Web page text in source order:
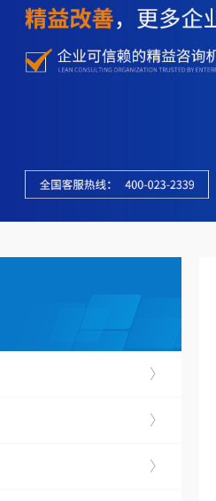
〉
〉
〉